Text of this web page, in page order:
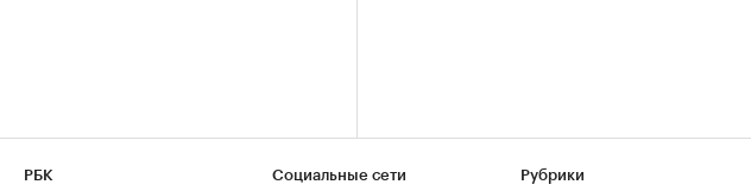
РБК Социальные сети Рубрики